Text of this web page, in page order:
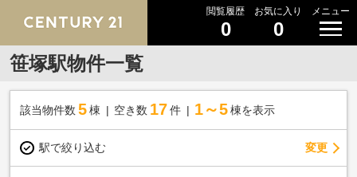
閲覧履歴
0
お気に入り
0
メニュー
笹塚駅物件一覧
該当物件数 5棟 空き数 17 件 1～5 棟を表示
駅で絞り込む 変更